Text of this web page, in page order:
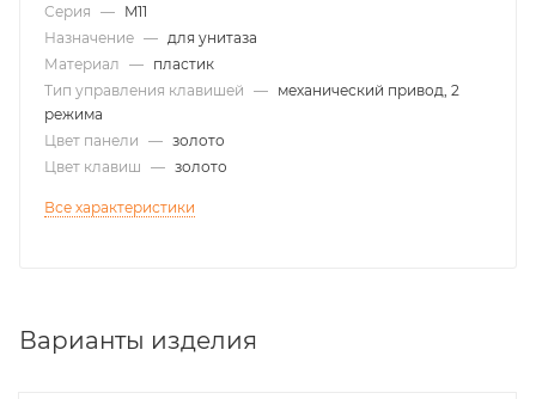
Серия — M11
Назначение — для унитаза
Материал — пластик
Тип управления клавишей — механический привод, 2
режима
Цвет панели — золото
Цвет клавиш — золото
Все характеристики
Варианты изделия